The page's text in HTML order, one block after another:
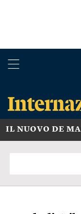
IL NUOVO DE